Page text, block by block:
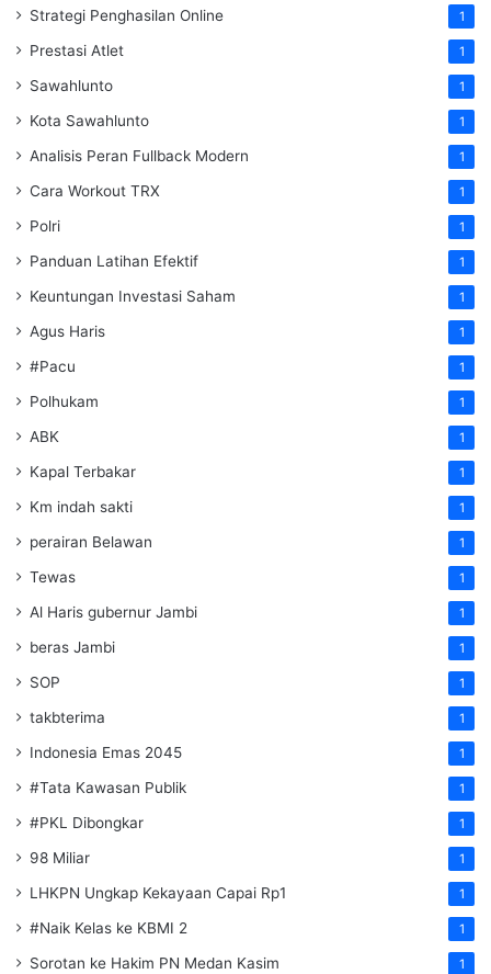
Strategi Penghasilan Online 1
Prestasi Atlet 1
Sawahlunto 1
Kota Sawahlunto 1
Analisis Peran Fullback Modern 1
Cara Workout TRX 1
Polri 1
Panduan Latihan Efektif 1
Keuntungan Investasi Saham 1
Agus Haris 1
#Pacu 1
Polhukam 1
ABK 1
Kapal Terbakar 1
Km indah sakti 1
perairan Belawan 1
Tewas 1
Al Haris gubernur Jambi 1
beras Jambi 1
SOP 1
takbterima 1
Indonesia Emas 2045 1
#Tata Kawasan Publik 1
#PKL Dibongkar 1
98 Miliar 1
LHKPN Ungkap Kekayaan Capai Rp1 1
#Naik Kelas ke KBMI 2 1
Sorotan ke Hakim PN Medan Kasim 1